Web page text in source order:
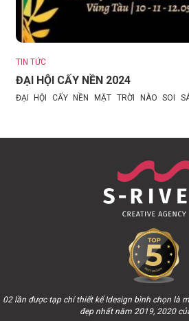
TIN TỨC
ĐẠI HỘI CẤY NỀN 2024
ĐẠI HỘI CẤY NỀN MẶT TRỜI NÀO SOI
02 lần được tạp chí thiết kế Idesign bình chọn là
đẹp nhất năm 2019, 2020